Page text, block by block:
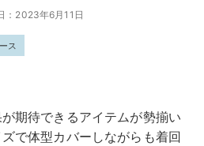
：2023年6月11日
ス
期待できるアイテムが勢揃い
で体型カバーしながらも着回